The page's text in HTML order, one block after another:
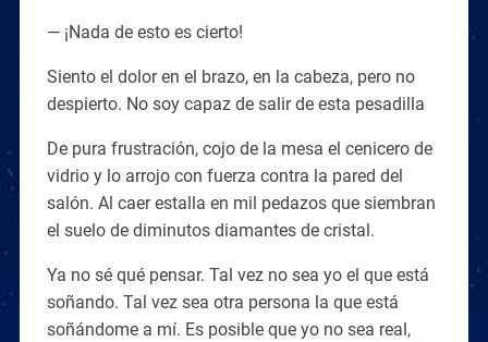
— ¡Nada de esto es cierto!
Siento el dolor en el brazo, en la cabeza, pero no
despierto. No soy capaz de salir de esta pesadilla
De pura frustración, cojo de la mesa el cenicero de
vidrio y lo arrojo con fuerza contra la pared del
salón. Al caer estalla en mil pedazos que siembran
el suelo de diminutos diamantes de cristal.
Ya no sé qué pensar. Tal vez no sea yo el que está
soñando. Tal vez sea otra persona la que está
soñándome a mí. Es posible que yo no sea real,